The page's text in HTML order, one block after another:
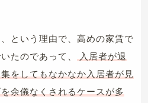
という理由で、高めの家賃で
たのであって、
入居者が退
をしてもなかなか入居者が見
余儀なくされるケースが多